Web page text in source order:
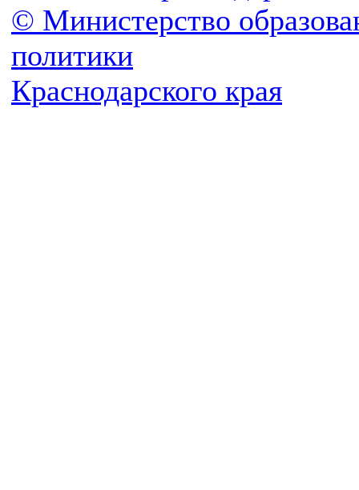
© Министерство
политики
Краснодарского края